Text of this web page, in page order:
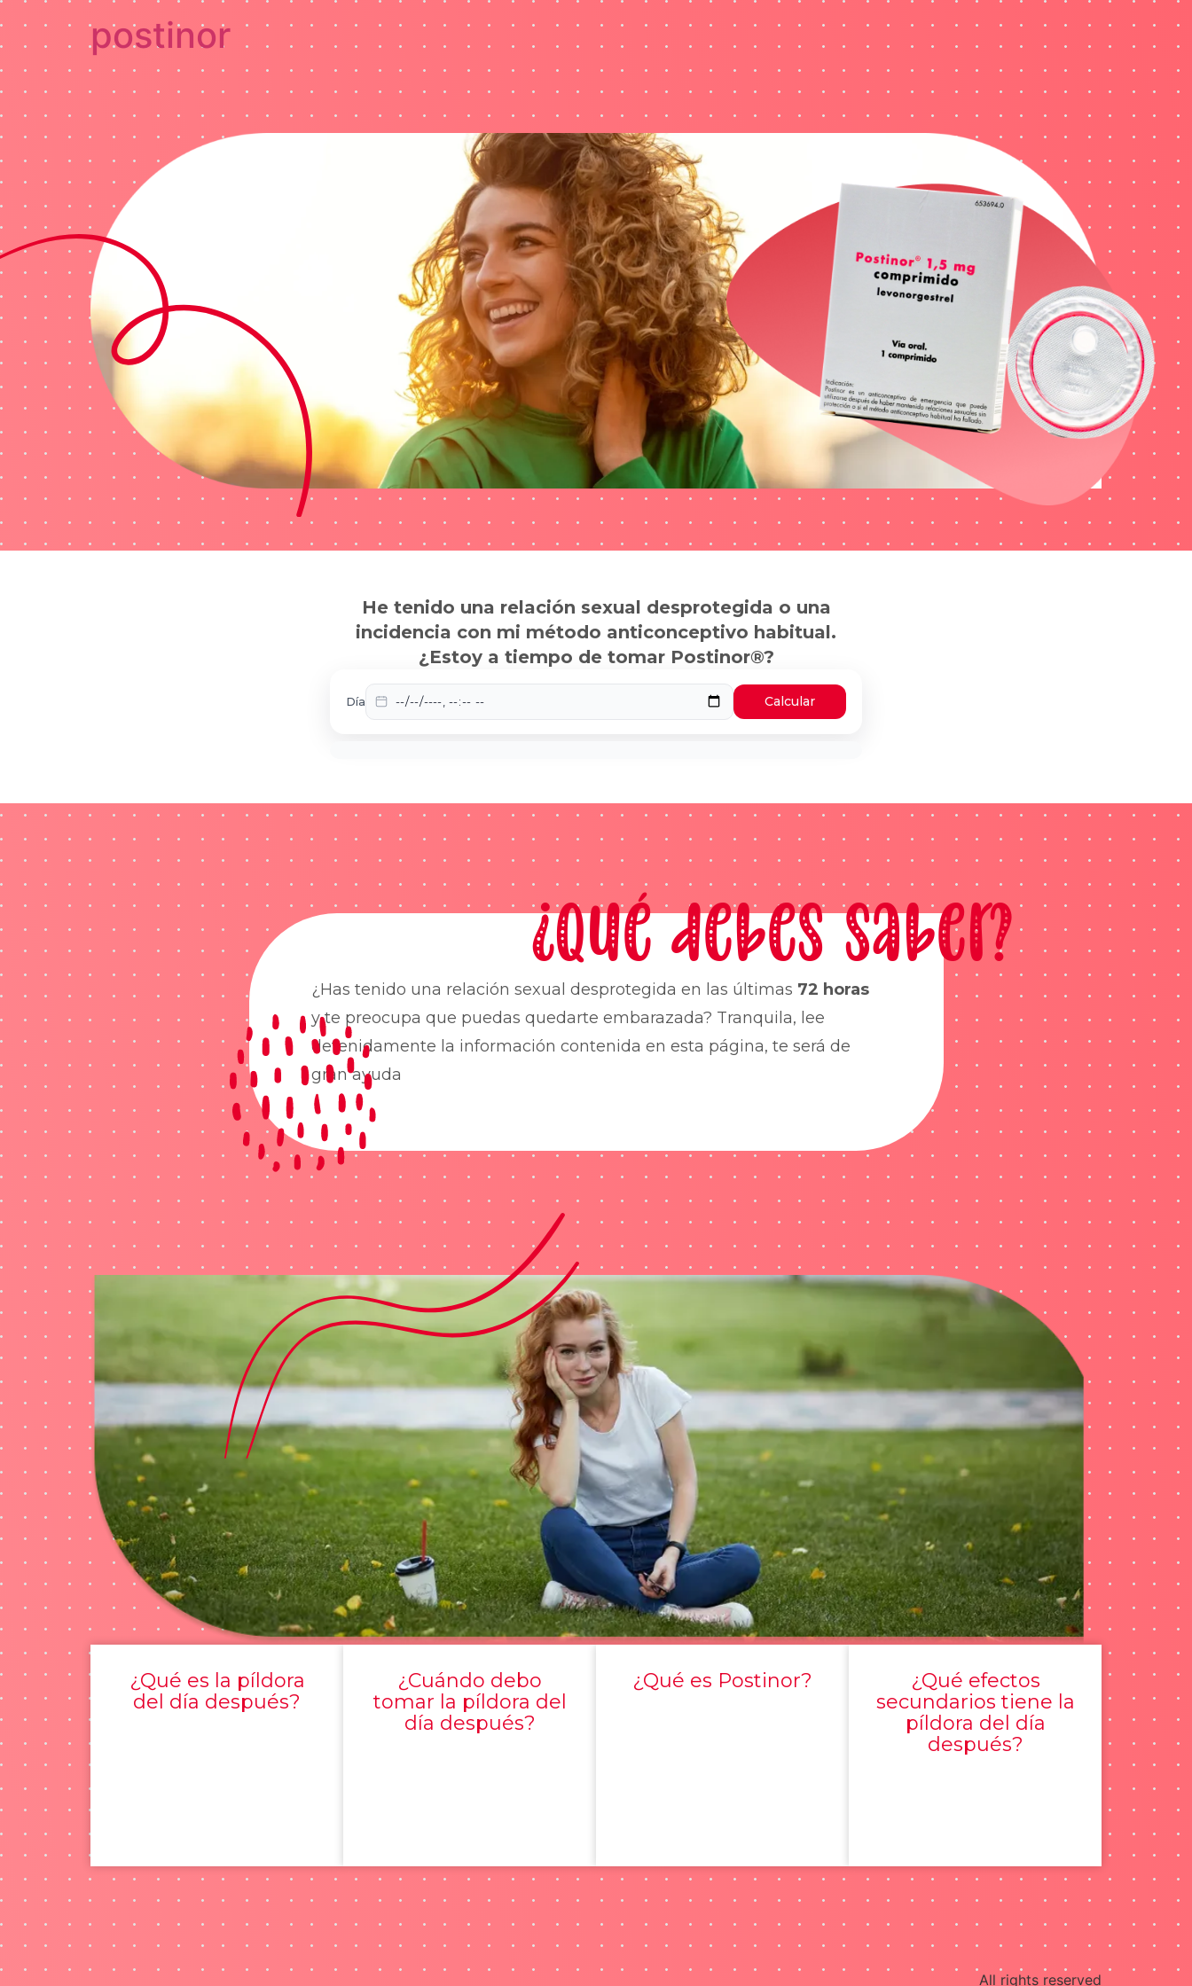
postinor
He tenido una relación sexual desprotegida o una
incidencia con mi método anticonceptivo habitual.
¿Estoy a tiempo de tomar Postinor®?
Día Calcular
¿Qué debes saber?
¿Has tenido una relación sexual desprotegida en las últimas 72 horas
y te preocupa que puedas quedarte embarazada? Tranquila, lee
detenidamente la información contenida en esta página, te será de
gran ayuda
¿Qué es la píldora
del día después?
¿Cuándo debo
tomar la píldora del
día después?
¿Qué es Postinor?
¿Qué efectos
secundarios tiene la
píldora del día
después?
All rights reserved